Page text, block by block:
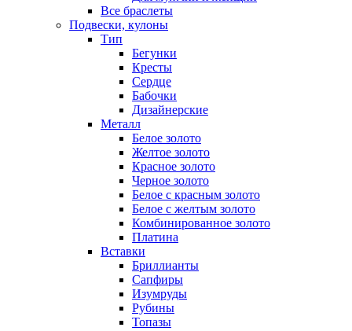
Все браслеты
Подвески, кулоны
Тип
Бегунки
Кресты
Сердце
Бабочки
Дизайнерские
Металл
Белое золото
Желтое золото
Красное золото
Черное золото
Белое с красным золото
Белое с желтым золото
Комбинированное золото
Платина
Вставки
Бриллианты
Сапфиры
Изумруды
Рубины
Топазы